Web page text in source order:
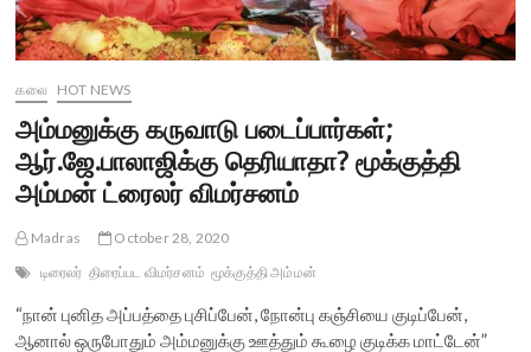
கலை HOT NEWS
அம்மனுக்கு கருவாடு படைப்பார்கள்;
ஆர்.ஜே.பாலாஜிக்கு தெரியாதா? மூக்குத்தி
அம்மன் ட்ரைலர் விமர்சனம்
Madras
October 28, 2020
டிரைலர் திரைப்பட விமர்சனம் மூக்குத்தி அம்மன்
“நான் புனித அப்பத்தை புசிப்பேன், நோன்பு கஞ்சியை குடிப்பேன்,
ஆனால் ஒருபோதும் அம்மனுக்கு ஊத்தும் கூழை குடிக்க மாட்டேன்”